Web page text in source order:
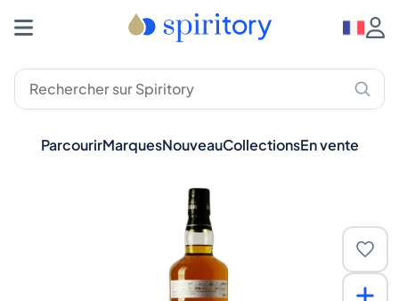
ParcourirMarquesNouveauCollectionsEn vente